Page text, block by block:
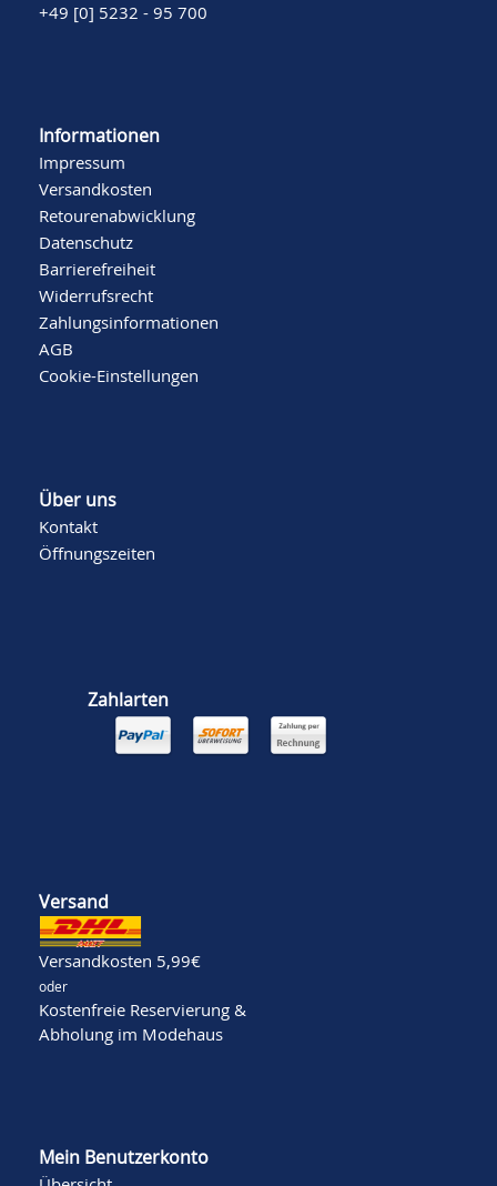
+49 [0] 5232 - 95 700
Informationen
Impressum
Versandkosten
Retourenabwicklung
Datenschutz
Barrierefreiheit
Widerrufsrecht
Zahlungsinformationen
AGB
Cookie-Einstellungen
Über uns
Kontakt
Öffnungszeiten
Zahlarten
Versand
Versandkosten 5,99€
oder
Kostenfreie Reservierung &
Abholung im Modehaus
Mein Benutzerkonto